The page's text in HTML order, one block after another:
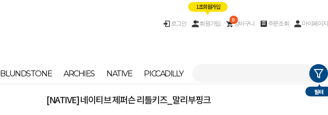
로그인 회원가입
1초 회원가입
장바구니
0
주문조회 마이페이지
BLUNDSTONE ARCHIES NATIVE PICCADILLY
필터
[NATIVE] 네이티브 제퍼슨 리틀키즈_말리부핑크